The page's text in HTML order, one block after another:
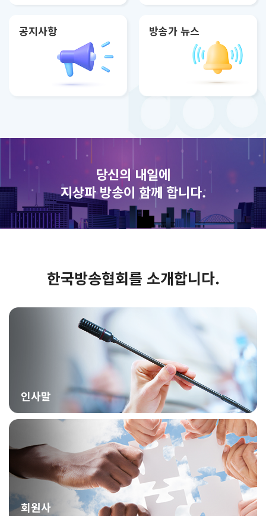
공지사항 방송가 뉴스
당신의 내일에
지상파 방송이 함께 합니다.
한국방송협회를 소개합니다.
인사말
회원사